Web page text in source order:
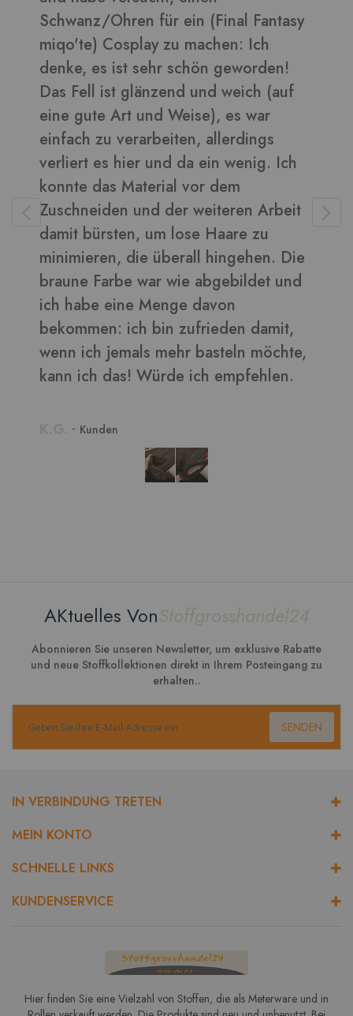
(Final Fantasy
machen: Ich
geworden!
und weich (auf
es war
allerdings
ein wenig. Ich
vor dem
weiteren Arbeit
Haare zu
hingehen. Die
abgebildet und
davon
damit,
basteln möchte,
ich empfehlen.
Vera- Kunden
AKtuelles VonStoffgrosshandel24
Abonnieren Sie unseren Newsletter, um exklusive Rabatte
und neue Stoffkollektionen direkt in Ihrem Posteingang zu
erhalten..
SENDEN
IN VERBINDUNG TRETEN
MEIN KONTO
SCHNELLE LINKS
KUNDENSERVICE
Hier finden Sie eine Vielzahl von Stoffen, die als Meterware und in